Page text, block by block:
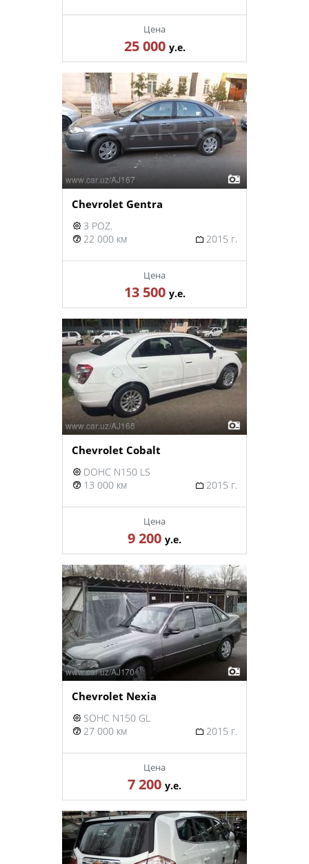
Цена
25 000 у.е.
Chevrolet Gentra
3 POZ.
22 000 км
2015 г.
Цена
13 500 у.е.
Chevrolet Cobalt
DOHC N150 LS
13 000 км
2015 г.
Цена
9 200 у.е.
Chevrolet Nexia
SOHC N150 GL
27 000 км
2015 г.
Цена
7 200 у.е.